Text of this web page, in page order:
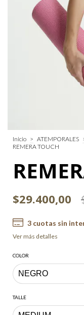
Inicio > ATEMPORALES
REMERA TOUCH
$29.400,00
3cuotas sin
Ver más detalles
COLOR
TALLE